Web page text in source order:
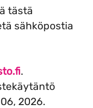
tästä
sähköpostia
.
2026.